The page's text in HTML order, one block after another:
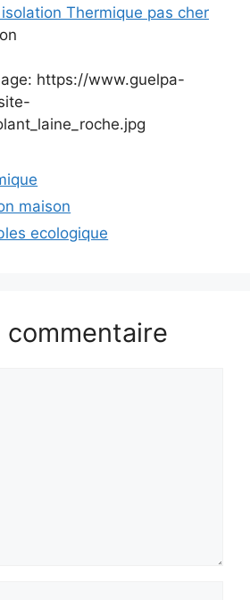
Thermique pas cher
https://www.guelpa-
maison
ecologique
commentaire